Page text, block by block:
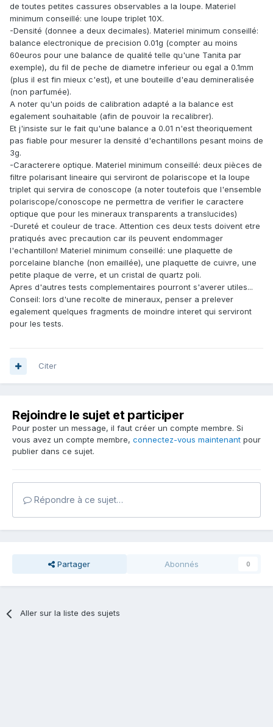
de toutes petites cassures observables a la loupe. Materiel
minimum conseillé: une loupe triplet 10X.
-Densité (donnee a deux decimales). Materiel minimum conseillé:
balance electronique de precision 0.01g (compter au moins
60euros pour une balance de qualité telle qu'une Tanita par
exemple), du fil de peche de diametre inferieur ou egal a 0.1mm
(plus il est fin mieux c'est), et une bouteille d'eau demineralisée
(non parfumée).
A noter qu'un poids de calibration adapté a la balance est
egalement souhaitable (afin de pouvoir la recalibrer).
Et j'insiste sur le fait qu'une balance a 0.01 n'est theoriquement
pas fiable pour mesurer la densité d'echantillons pesant moins de
3g.
-Caracterere optique. Materiel minimum conseillé: deux pièces de
filtre polarisant lineaire qui serviront de polariscope et la loupe
triplet qui servira de conoscope (a noter toutefois que l'ensemble
polariscope/conoscope ne permettra de verifier le caractere
optique que pour les mineraux transparents a translucides)
-Dureté et couleur de trace. Attention ces deux tests doivent etre
pratiqués avec precaution car ils peuvent endommager
l'echantillon! Materiel minimum conseillé: une plaquette de
porcelaine blanche (non emaillée), une plaquette de cuivre, une
petite plaque de verre, et un cristal de quartz poli.
Apres d'autres tests complementaires pourront s'averer utiles...
Conseil: lors d'une recolte de mineraux, penser a prelever
egalement quelques fragments de moindre interet qui serviront
pour les tests.
Citer
Rejoindre le sujet et participer
Pour poster un message, il faut créer un compte membre. Si
vous avez un compte membre, connectez-vous maintenant pour
publier dans ce sujet.
Répondre à ce sujet…
Partager Abonnés 0
Aller sur la liste des sujets